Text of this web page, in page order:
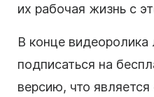
их рабочая жизнь с
В конце видеоролика
подписаться на
версию, что